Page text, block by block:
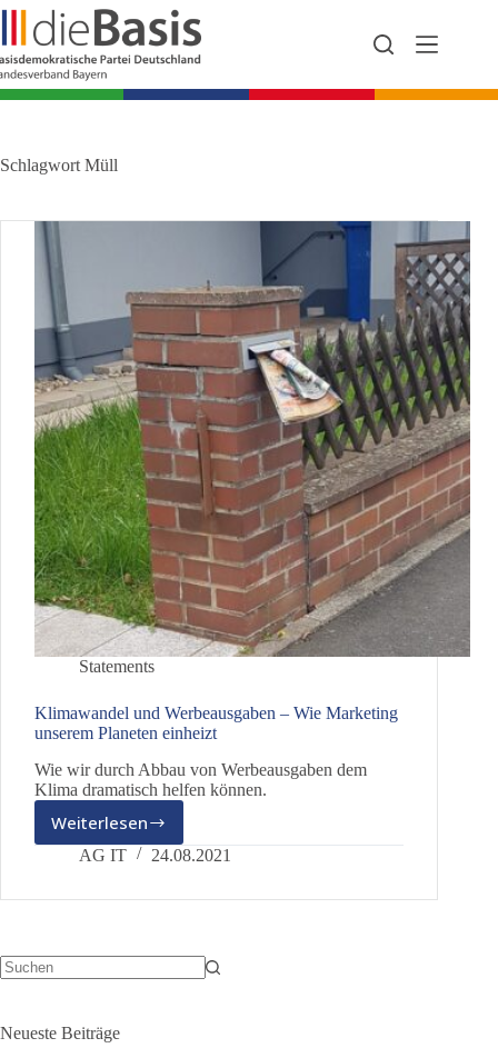
Zum
Inhalt
springen
Schlagwort Müll
Statements
Klimawandel und Werbeausgaben – Wie Marketing
unserem Planeten einheizt
Wie wir durch Abbau von Werbeausgaben dem
Klima dramatisch helfen können.
WeiterlesenKlimawandel
und
–
AG IT 24.08.2021
Neueste Beiträge